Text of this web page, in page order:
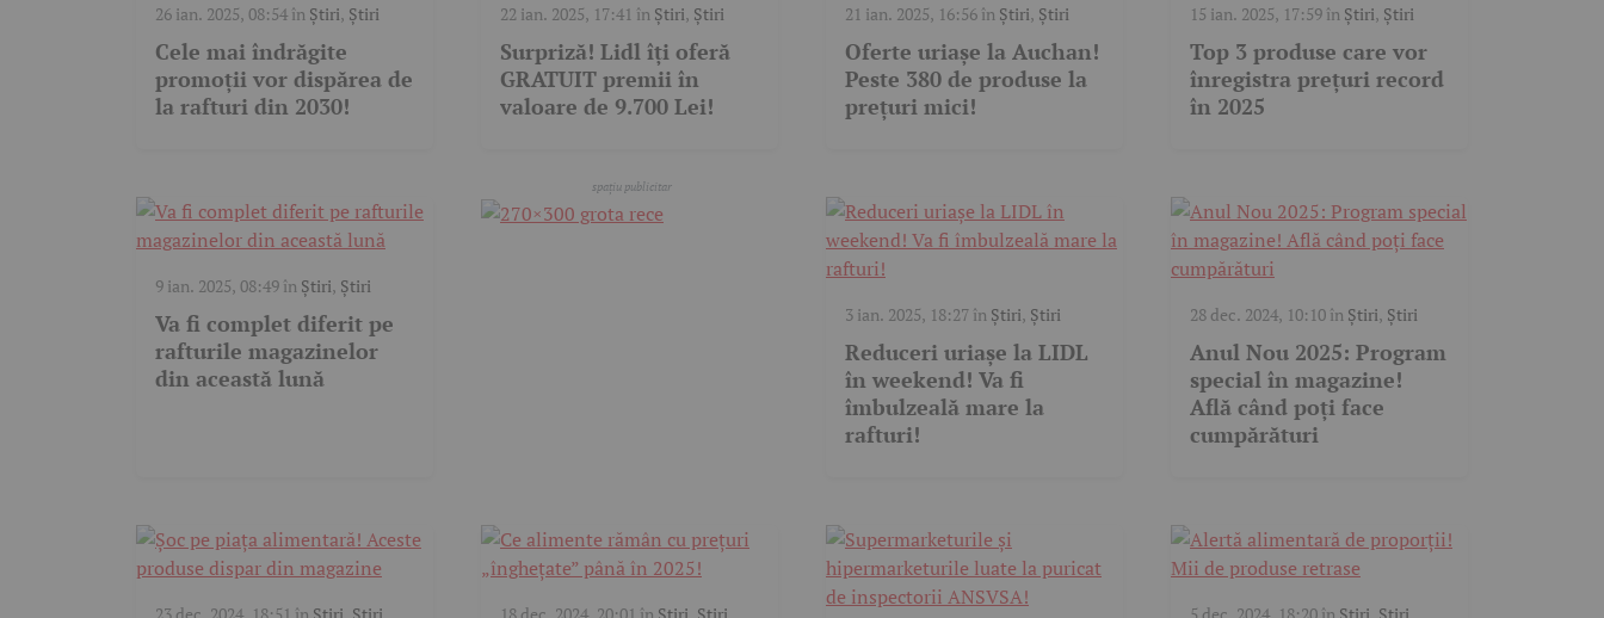
26 ian. 2025, 08:54 în Știri, Știri
Cele mai îndrăgite
promoții vor dispărea de
la rafturi din 2030!
22 ian. 2025, 17:41 în Știri, Știri
Surpriză! Lidl îți oferă
GRATUIT premii în
valoare de 9.700 Lei!
21 ian. 2025, 16:56 în Știri, Știri
Oferte uriașe la Auchan!
Peste 380 de produse la
prețuri mici!
15 ian. 2025, 17:59 în Știri, Știri
Top 3 produse care vor
înregistra prețuri record
în 2025
9 ian. 2025, 08:49 în Știri, Știri
Va fi complet diferit pe
rafturile magazinelor
din această lună
3 ian. 2025, 18:27 în Știri, Știri
Reduceri uriașe la LIDL
în weekend! Va fi
îmbulzeală mare la
rafturi!
28 dec. 2024, 10:10 în Știri, Știri
Anul Nou 2025: Program
special în magazine!
Află când poți face
cumpărături
23 dec. 2024, 18:51 în Știri Știri 18 dec. 2024, 20:01 în Știri Știri 5 dec. 2024, 18:20 în Știri Știri